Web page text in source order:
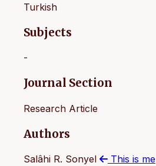
Turkish
Subjects
-
Journal Section
Research Article
Authors
Salâhi R. Sonyel
This is me